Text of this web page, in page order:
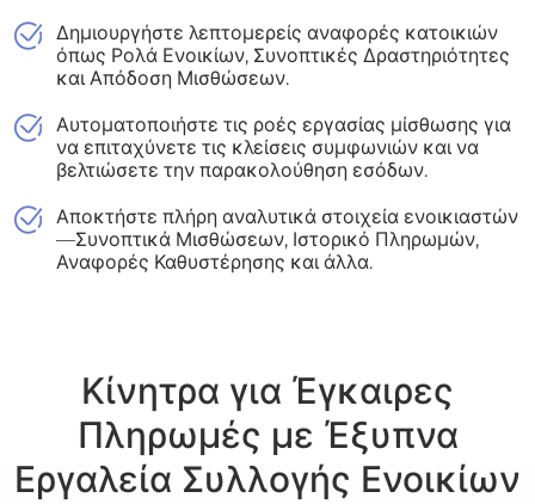
Δημιουργήστε λεπτομερείς αναφορές κατοικιών
όπως Ρολά Ενοικίων, Συνοπτικές Δραστηριότητες
και Απόδοση Μισθώσεων.
Αυτοματοποιήστε τις ροές εργασίας μίσθωσης για
να επιταχύνετε τις κλείσεις συμφωνιών και να
βελτιώσετε την παρακολούθηση εσόδων.
Αποκτήστε πλήρη αναλυτικά στοιχεία ενοικιαστών
—Συνοπτικά Μισθώσεων, Ιστορικό Πληρωμών,
Αναφορές Καθυστέρησης και άλλα.
Κίνητρα για Έγκαιρες
Πληρωμές με Έξυπνα
Εργαλεία Συλλογής Ενοικίων